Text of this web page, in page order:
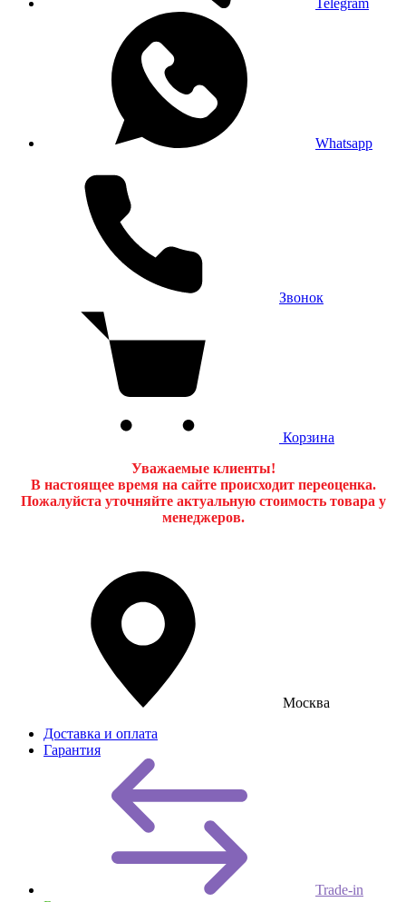
Telegram
Whatsapp
Звонок
Корзина
Уважаемые клиенты!
В настоящее время на сайте происходит переоценка.
Пожалуйста уточняйте актуальную стоимость товара у
менеджеров.
Москва
Доставка и оплата
Гарантия
Trade-in